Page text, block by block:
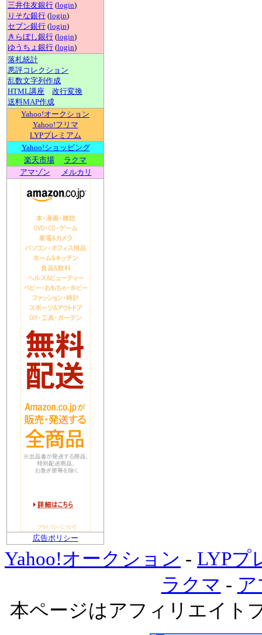
三井住友銀行 (login)
りそな銀行 (login)
セブン銀行 (login)
きらぼし銀行 (login)
ゆうちょ銀行 (login)
落札統計
悪評コレクション
乱数文字列作成
HTML講座
改行変換
送料MAP作成
Yahoo!オークション
Yahoo!フリマ
LYPプレミアム
Yahoo!ショッピング
楽天市場
ラクマ
アマゾン
メルカリ
広告ポリシー
Yahoo!オークション - LYPプ
ラクマ -
本ページはアフィリエイト